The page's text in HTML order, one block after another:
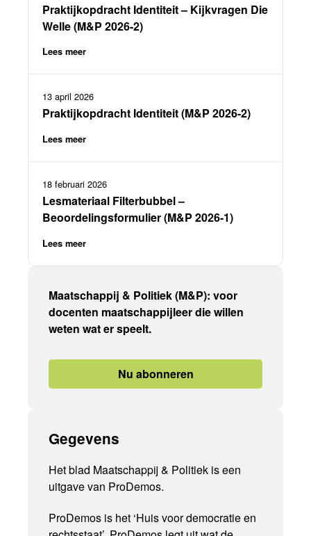
Praktijkopdracht Identiteit – Kijkvragen Die
Welle (M&P 2026-2)
Lees meer
13 april 2026
Praktijkopdracht Identiteit (M&P 2026-2)
Lees meer
18 februari 2026
Lesmateriaal Filterbubbel –
Beoordelingsformulier (M&P 2026-1)
Lees meer
Maatschappij & Politiek (M&P): voor
docenten maatschappijleer die willen
weten wat er speelt.
Nu abonneren
Gegevens
Het blad Maatschappij & Politiek is een
uitgave van ProDemos.
ProDemos is het ‘Huis voor democratie en